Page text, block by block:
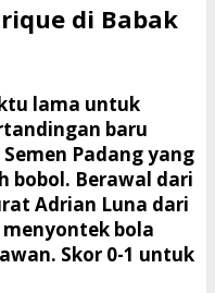
di Babak
lama untuk
baru
Padang yang
bobol. Berawal dari
Adrian Luna dari
menyontek bola
Skor 0-1 untuk